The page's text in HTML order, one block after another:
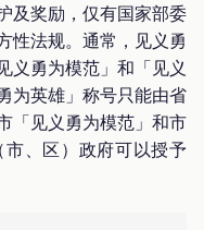
及奖励，仅有国家部委
性法规。通常，见义勇
义勇为模范」和「见义
为英雄」称号只能由省
「见义勇为模范」和市
市、区）政府可以授予